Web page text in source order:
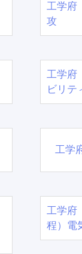
工学府
攻
工学府
ビリテ
工学
工学
程）電